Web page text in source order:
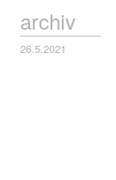
archiv
26.5.2021